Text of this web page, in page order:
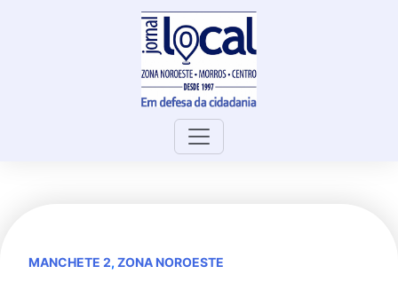
MANCHETE 2, ZONA NOROESTE